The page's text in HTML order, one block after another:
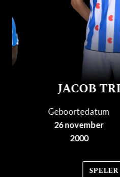
JACOB
Geboortedatum
26 november
2000